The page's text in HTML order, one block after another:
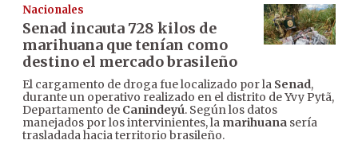
Nacionales
Senad incauta 728 kilos de
marihuana que tenían como
destino el mercado brasileño
El cargamento de droga fue localizado por la Senad,
durante un operativo realizado en el distrito de Yvy Pytã,
Departamento de Canindeyú. Según los datos
manejados por los intervinientes, la marihuana sería
trasladada hacia territorio brasileño.